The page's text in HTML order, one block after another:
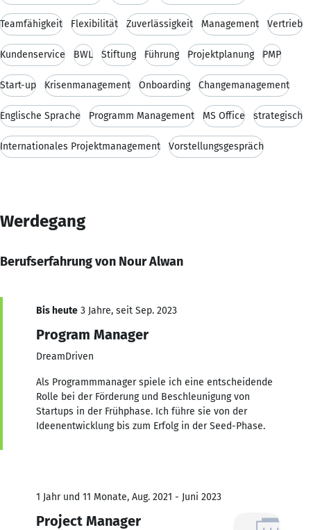
Teamfähigkeit Flexibilität Zuverlässigkeit Management Vertrieb
Kundenservice BWL Stiftung Führung Projektplanung PMP
Start-up Krisenmanagement Onboarding Changemanagement
Englische Sprache Programm Management MS Office strategisch
Internationales Projektmanagement Vorstellungsgespräch
Werdegang
Berufserfahrung von Nour Alwan
Bis heute 3 Jahre, seit Sep. 2023
Program Manager
DreamDriven
Als Programmmanager spiele ich eine entscheidende
Rolle bei der Förderung und Beschleunigung von
Startups in der Frühphase. Ich führe sie von der
Ideenentwicklung bis zum Erfolg in der Seed-Phase.
1 Jahr und 11 Monate, Aug. 2021 - Juni 2023
Project Manager